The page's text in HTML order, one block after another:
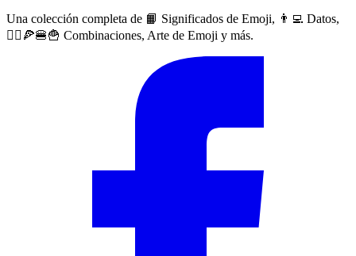
Una colección completa de 📙 Significados de Emoji, 👨‍💻 Datos,
🙅‍♀️🍕🍔🍟 Combinaciones, Arte de Emoji y más.